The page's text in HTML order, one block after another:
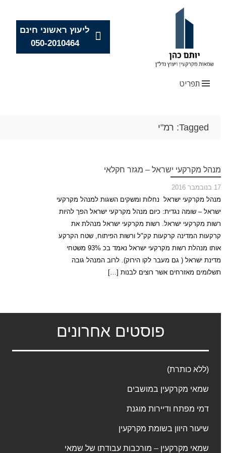
תפריט
to
ליעוץ ראשוני חינם
050-2010464
Tagged: רמ"י
מנהל מקרקעי ישראל – מגזר חקלאי
17 בנובמבר 2016
מנהל מקרקעי ישראל נחלות ומשקים השגות למנהל מקרקעי
ישראל – שומה נגדית: כיום מנהל מקרקעי ישראל הפך להיות
רשות מקרקעי ישראל. רשות מקרקעי ישראל מנהלת את
קרקעות המדינה קרקעות קק"ל ורשות הפיתוח, שטח הקרקע
אותו מנהלת רשות מקרקעי ישראל נאמד בכ 93% משטחי
מדינת ישראל ( גם מעבר לקו הירוק). לרוב המנהל גובה
תשלומים מאזרחים אשר רוצים לבנות […]
פוסטים אחרונים
(ללא כותרת)
שמאי מקרקעין במושבים
דמי מפתח ודיירות מוגנת
שיעור היוון בשומת מקרקעין
שמאי מקרקעין – מורכבות עבודתו של שמאי